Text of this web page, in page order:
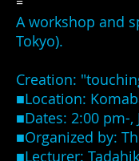
A workshop and
Tokyo).
​Creation:
■Location:
■Dates: 2:00 pm-,
■Organized by:
■Lecturer: